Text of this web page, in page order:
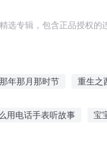
选专辑，包含正品授权
那年那月那时节 重生之
用电话手表听故事 宝